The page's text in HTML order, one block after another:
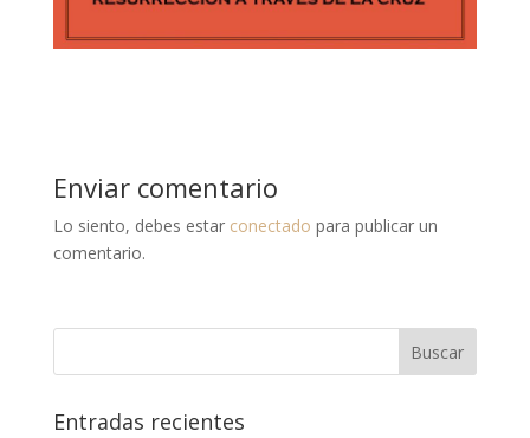
Enviar comentario
Lo siento, debes estar conectado para publicar un
comentario.
Entradas recientes